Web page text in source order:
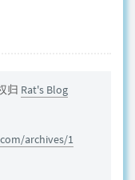
归 Rat's Blog
archives/1